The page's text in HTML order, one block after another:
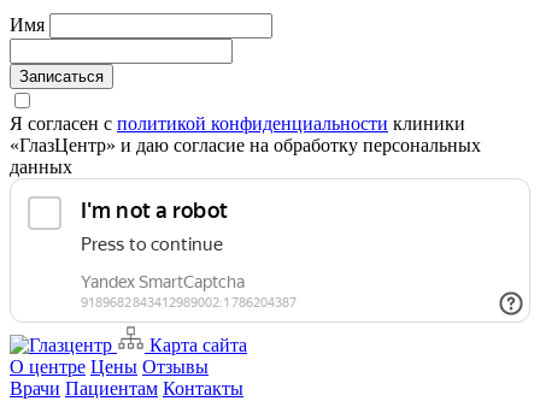
Имя
Записаться
Я согласен с политикой конфиденциальности клиники
«ГлазЦентр» и даю согласие на обработку персональных
данных
Карта сайта
О центре Цены Отзывы
Врачи Пациентам Контакты